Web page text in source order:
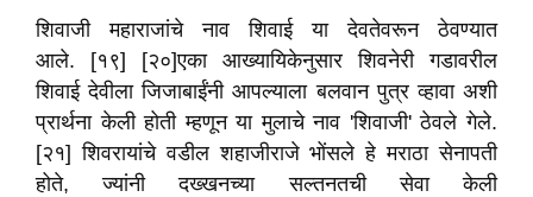
शिवाजी महाराजांचे नाव शिवाई या देवतेवरून ठेवण्यात
आले. [१९] [२०]एका आख्यायिकेनुसार शिवनेरी गडावरील
शिवाई देवीला जिजाबाईंनी आपल्याला बलवान पुत्र व्हावा अशी
प्रार्थना केली होती म्हणून या मुलाचे नाव 'शिवाजी' ठेवले गेले.
[२१] शिवरायांचे वडील शहाजीराजे भोंसले हे मराठा सेनापती
होते, ज्यांनी दख्खनच्या सल्तनतची सेवा केली